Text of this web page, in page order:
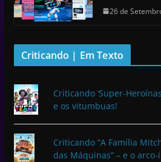
26 de
Criticando | Em Texto
Criticando ‘Super-
e os vitumbuas!
Criticando “A Família
das Máquinas” – e o arco-